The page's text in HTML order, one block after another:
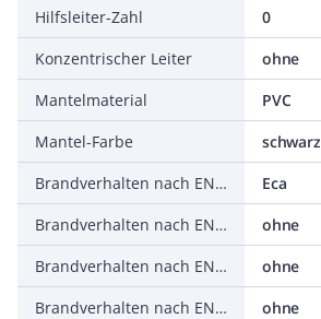
Hilfsleiter-Zahl
0
Konzentrischer Leiter
ohne
Mantelmaterial
PVC
Mantel-Farbe
schwarz
Brandverhalten nach EN 13501-6: Klasse
Eca
Brandverhalten nach EN 13501-6: Rauchentwicklung
ohne
Brandverhalten nach EN 13501-6: Abtropfverhalten
ohne
Brandverhalten nach EN 13501-6: Säureentwicklung
ohne